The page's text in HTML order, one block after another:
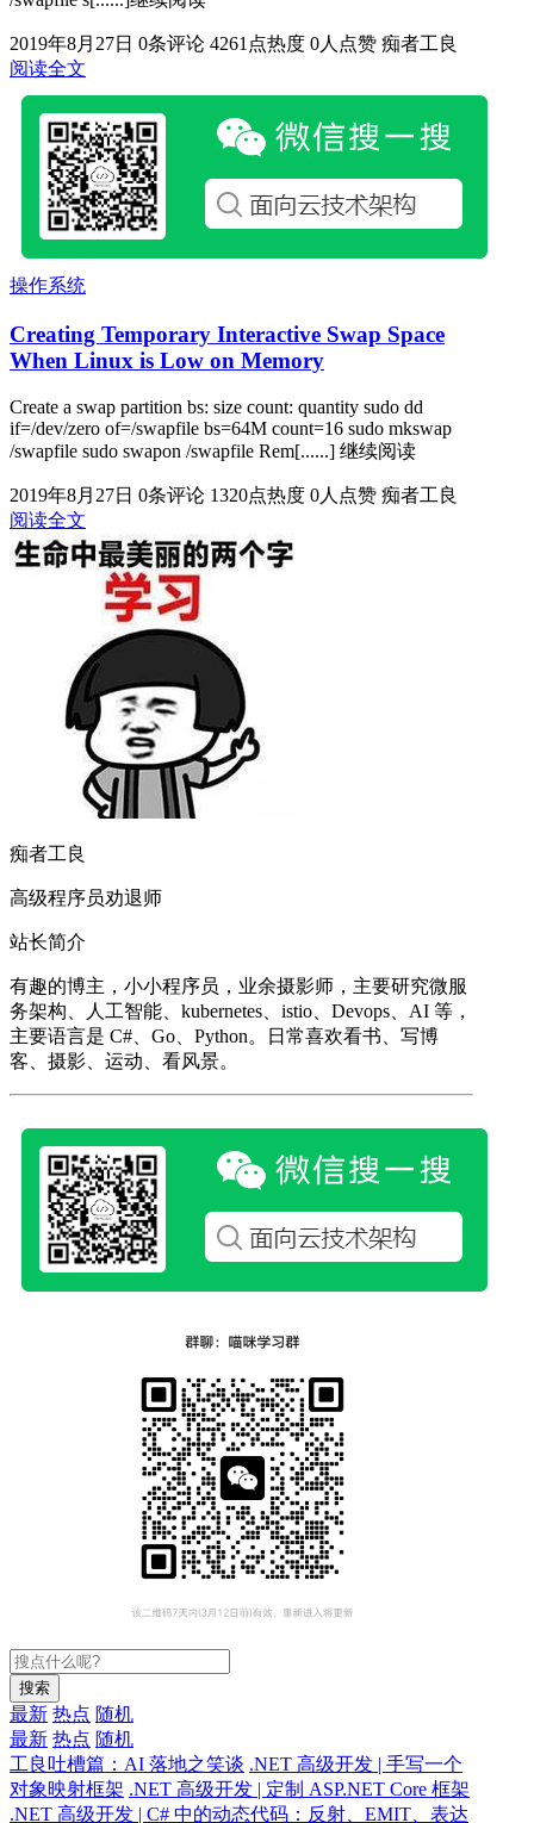
2019年8月27日 0条评论 4261点热度 0人点赞 痴者工良
阅读全文
操作系统
Creating Temporary Interactive Swap Space
When Linux is Low on Memory
Create a swap partition bs: size count: quantity sudo dd
if=/dev/zero of=/swapfile bs=64M count=16 sudo mkswap
/swapfile sudo swapon /swapfile Rem[......] 继续阅读
2019年8月27日 0条评论 1320点热度 0人点赞 痴者工良
阅读全文
痴者工良
高级程序员劝退师
站长简介
有趣的博主，小小程序员，业余摄影师，主要研究微服
务架构、人工智能、kubernetes、istio、Devops、AI 等，
主要语言是 C#、Go、Python。日常喜欢看书、写博
客、摄影、运动、看风景。
搜索
最新 热点 随机
最新 热点 随机
工良吐槽篇：AI 落地之笑谈 .NET 高级开发 | 手写一个
对象映射框架 .NET 高级开发 | 定制 ASP.NET Core 框架
.NET 高级开发 | C# 中的动态代码：反射、EMIT、表达